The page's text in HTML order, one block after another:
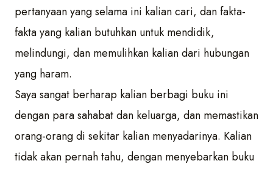
pertanyaan yang selama ini kalian cari, dan fakta-
fakta yang kalian butuhkan untuk mendidik,
melindungi, dan memulihkan kalian dari hubungan
yang haram.
Saya sangat berharap kalian berbagi buku ini
dengan para sahabat dan keluarga, dan memastikan
orang-orang di sekitar kalian menyadarinya. Kalian
tidak akan pernah tahu, dengan menyebarkan buku